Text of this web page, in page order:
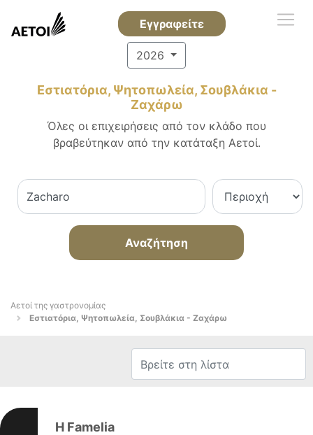
Εγγραφείτε
2026
Εστιατόρια, Ψητοπωλεία, Σουβλάκια -
Ζαχάρω
Όλες οι επιχειρήσεις από τον κλάδο που
βραβεύτηκαν από την κατάταξη Αετοί.
Αναζήτηση
Αετοί της γαστρονομίας
Εστιατόρια, Ψητοπωλεία, Σουβλάκια - Ζαχάρω
H Famelia